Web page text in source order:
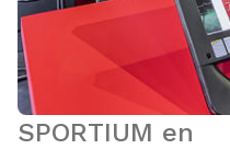
SPORTIUM en